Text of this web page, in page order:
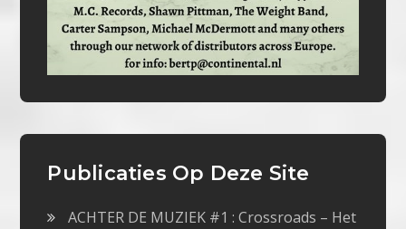
Publicaties Op Deze Site
ACHTER DE MUZIEK #1 : Crossroads – Het